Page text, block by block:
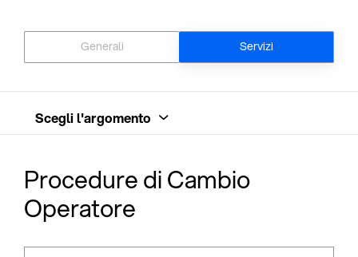
Generali Servizi
Scegli l'argomento
Procedure di Cambio
Operatore